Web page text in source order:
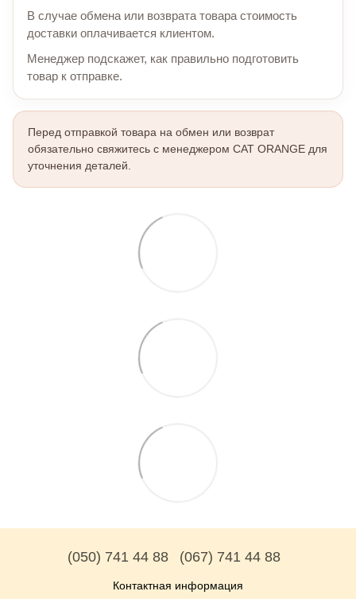
В случае обмена или возврата товара стоимость
доставки оплачивается клиентом.
Менеджер подскажет, как правильно подготовить
товар к отправке.
Перед отправкой товара на обмен или возврат
обязательно свяжитесь с менеджером CAT ORANGE для
уточнения деталей.
(050) 741 44 88 (067) 741 44 88
Контактная информация